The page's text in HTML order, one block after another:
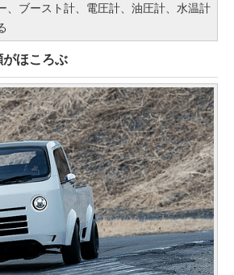
、ブースト計、電圧計、油圧計、水温計
ほころぶ